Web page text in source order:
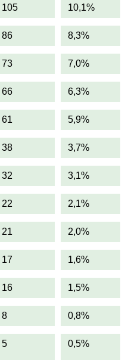
105 10,1%
86 8,3%
73 7,0%
66 6,3%
61 5,9%
38 3,7%
32 3,1%
22 2,1%
21 2,0%
17 1,6%
16 1,5%
8 0,8%
5 0,5%